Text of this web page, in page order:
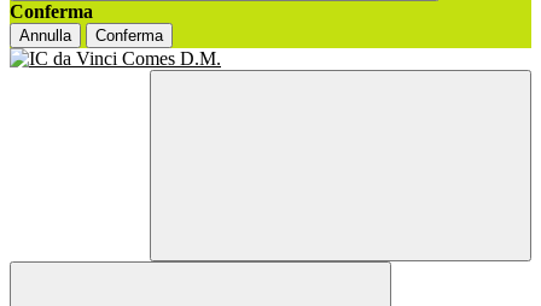
Conferma
Annulla Conferma